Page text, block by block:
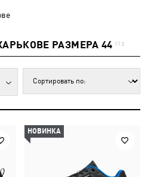
РАЗМЕРА 44 113
НОВИНКА